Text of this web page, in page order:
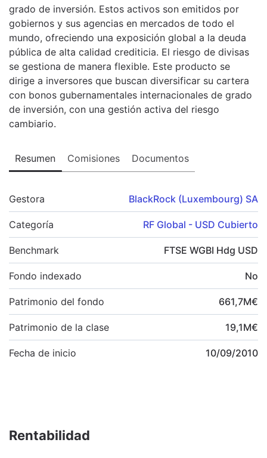
grado de inversión. Estos activos son emitidos por
gobiernos y sus agencias en mercados de todo el
mundo, ofreciendo una exposición global a la deuda
pública de alta calidad crediticia. El riesgo de divisas
se gestiona de manera flexible. Este producto se
dirige a inversores que buscan diversificar su cartera
con bonos gubernamentales internacionales de grado
de inversión, con una gestión activa del riesgo
cambiario.
Resumen Comisiones Documentos
Gestora BlackRock (Luxembourg) SA
Categoría RF Global - USD Cubierto
Benchmark FTSE WGBI Hdg USD
Fondo indexado No
Patrimonio del fondo 661,7M€
Patrimonio de la clase 19,1M€
Fecha de inicio 10/09/2010
Rentabilidad